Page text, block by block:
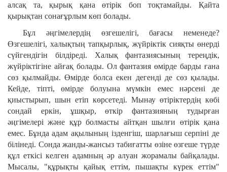
алсақ та, қырық қана өтірік боп тоқтамайды. Қайта
қырықтан сонағұрлым көп болады.
Бұл әңгімелердің өзгешелігі, бағасы неменеде?
Өзгешелігі, халықтың тапқырлық, жүйріктік сияқты өнерді
сүйгендігін білдіреді. Халық фантазиясының тереңдік,
жүйріктігіне айғақ болады. Ол фантазия өмірде барды ғана
сөз қылмайды. Өмірде болса екен дегенді де сөз қылады.
Кейде, тіпті, өмірде болуына мүмкін емес нәрсені де
қиыстырып, шын етіп көрсетеді. Мынау өтіріктердің көбі
сондай еркін, ұшқыр, өткір фантазияның тудырған
әңгімелері және құр болмасты айтқан шылғи өтірік қана
емес. Бұнда адам ақылының ізденгіш, шарлағыш серпіні де
білінеді. Сонда жанды-жансыз табиғатты өзіне өзгеше түрде
құл еткісі келген адамның әр алуан жорамалы байқалады.
Мысалы, "құрықты қайық еттім, пышақты күрек еттім"